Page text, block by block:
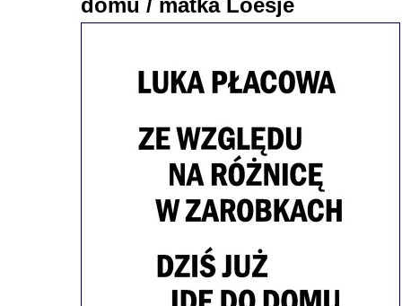
domu / matka Loesje